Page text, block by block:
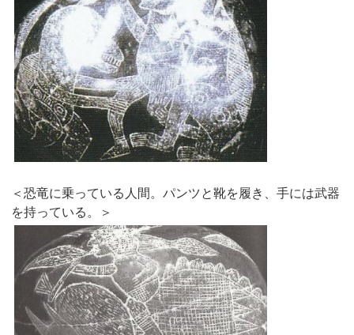
＜恐竜に乗っている人間。パンツと靴を履き、手には武器
を持っている。＞